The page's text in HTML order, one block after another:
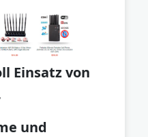
Einsatz von
und